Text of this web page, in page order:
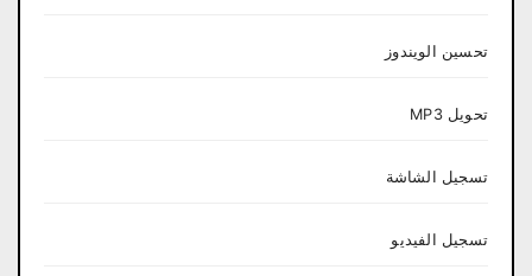
تحسين الويندوز
تحويل MP3
تسجيل الشاشة
تسجيل الفيديو